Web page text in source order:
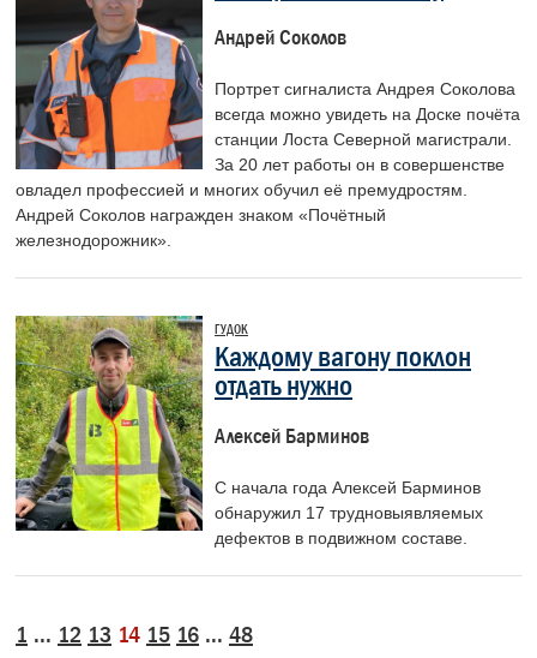
Андрей Соколов
Портрет сигналиста Андрея Соколова
всегда можно увидеть на ­Доске почёта
станции Лоста Северной магистрали.
За 20 лет работы он в совершенстве
овладел профессией и многих обучил её премудростям.
Андрей Соколов награжден знаком «Почётный
железнодорожник».
ГУДОК
Каждому вагону поклон
отдать нужно
Алексей Барминов
С начала года Алексей Барминов
обнаружил 17 трудновыявляемых
дефектов в подвижном составе.
1 ... 12 13 14 15 16 ... 48